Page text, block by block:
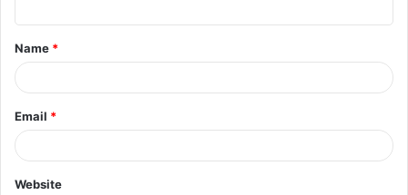
t
*
Name *
Email *
Website